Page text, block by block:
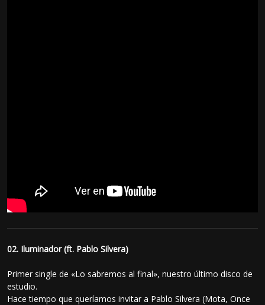
02. Iluminador (ft. Pablo Silvera)
Primer single de «Lo sabremos al final», nuestro último disco de
estudio.
Hace tiempo que queríamos invitar a Pablo Silvera (Mota, Once